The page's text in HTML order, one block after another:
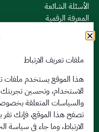
الأسئلة الشائعة
المعرفة الرقمية
دليل الخدمات
المشاركة الإلكترونية
البيانات المفتوحة
السياسات واللوائح
تواصل معنا
الخدمات الإلكترونية
بوابة الدخول الموحد
بوابة الزوار
ملفات تعريف الارتباط
هذا الموقع يستخدم ملفات
الاستخدام، وتحسين تجربتك
والسياسات المتعلقة
تصفح هذا الموقع، فإنك
الارتباط، وما جاء في سياسة